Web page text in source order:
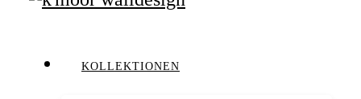
KOLLEKTIONEN